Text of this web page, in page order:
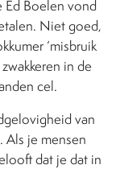
Ed Boelen vond
Niet goed,
‘misbruik
in de
cel.
van
Als je mensen
dat je dat in